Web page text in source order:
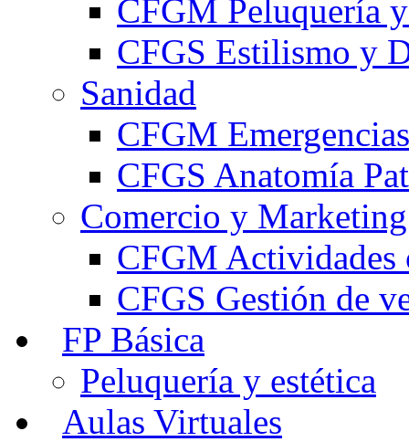
CFGM Peluquería
CFGS Estilismo y
Sanidad
CFGM
CFGS Anatomía
Comercio y Marketing
CFGM Actividades
CFGS Gestión de
FP Básica
Peluquería y estética
Aulas Virtuales